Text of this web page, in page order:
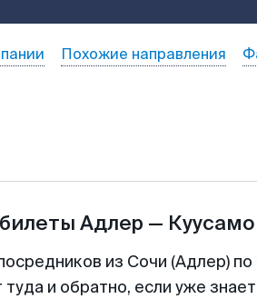
Похожие направления
Адлер — Куусамо
из Сочи (Адлер)
и обратно, если уже